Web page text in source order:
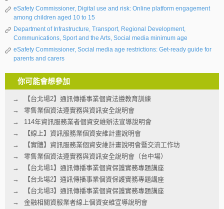
eSafety Commissioner, Digital use and risk: Online platform engagement
among children aged 10 to 15
Department of Infrastructure, Transport, Regional Development,
Communications, Sport and the Arts, Social media minimum age
eSafety Commissioner, Social media age restrictions: Get-ready guide for
parents and carers
你可能會想參加
【台北場2】通訊傳播事業個資法遵教育訓練
零售業個資法遵實務與資訊安全說明會
114年資訊服務業者個資安維辦法宣導說明會
【線上】資訊服務業個資安維計畫說明會
【實體】資訊服務業個資安維計畫說明會暨交流工作坊
零售業個資法遵實務與資訊安全說明會（台中場）
【台北場1】通訊傳播事業個資保護實務專題講座
【台北場2】通訊傳播事業個資保護實務專題講座
【台北場3】通訊傳播事業個資保護實務專題講座
金融相關資服業者線上個資安維宣導說明會